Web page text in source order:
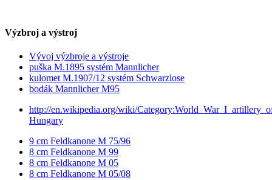
Výzbroj a výstroj
Vývoj výzbroje a výstroje
puška M.1895 systém Mannlicher
kulomet M.1907/12 systém Schwarzlose
bodák Mannlicher M95
http://en.wikipedia.org/wiki/
Hungary
9 cm Feldkanone M 75/96
8 cm Feldkanone M 99
8 cm Feldkanone M 05
8 cm Feldkanone M 05/08